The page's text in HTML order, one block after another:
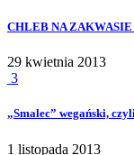
CHLEB NA ZAKWASIE
29 kwietnia 2013
3
„Smalec” wegański,
1 listopada 2013